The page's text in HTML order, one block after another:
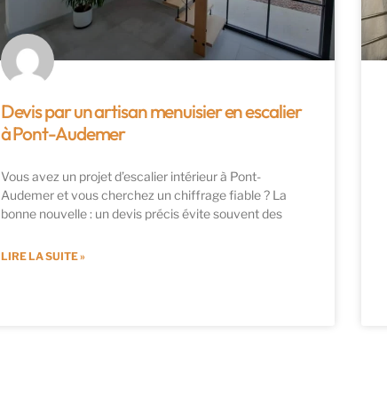
Devis par un artisan menuisier en escalier
à Pont-Audemer
Vous avez un projet d’escalier intérieur à Pont-
Audemer et vous cherchez un chiffrage fiable ? La
bonne nouvelle : un devis précis évite souvent des
LIRE LA SUITE »